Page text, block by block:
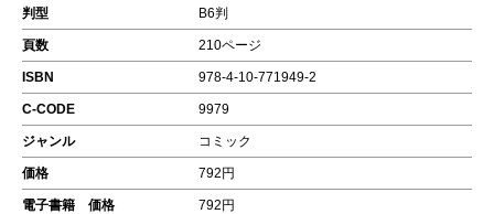
判型 B6判
頁数 210ページ
ISBN 978-4-10-771949-2
C-CODE 9979
ジャンル コミック
価格 792円
電子書籍 価格 792円